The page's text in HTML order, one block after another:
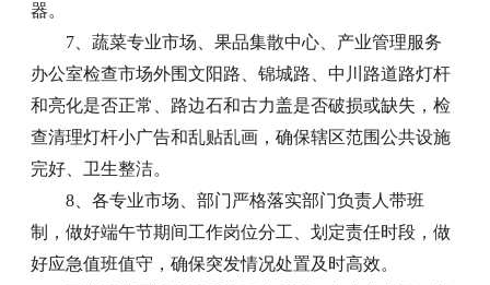
器。
7、蔬菜专业市场、果品集散中心、产业管理服务
办公室检查市场外围文阳路、锦城路、中川路道路灯杆
和亮化是否正常、路边石和古力盖是否破损或缺失，检
查清理灯杆小广告和乱贴乱画，确保辖区范围公共设施
完好、卫生整洁。
8、各专业市场、部门严格落实部门负责人带班
制，做好端午节期间工作岗位分工、划定责任时段，做
好应急值班值守，确保突发情况处置及时高效。